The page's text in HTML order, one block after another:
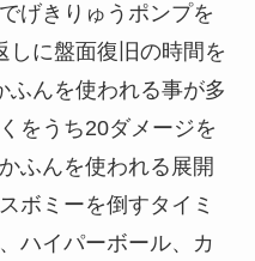
げきりゅうポンプを
しに盤面復旧の時間を
ふんを使われる事が多
をうち20ダメージを
ふんを使われる展開
ボミーを倒すタイミ
ハイパーボール、カ